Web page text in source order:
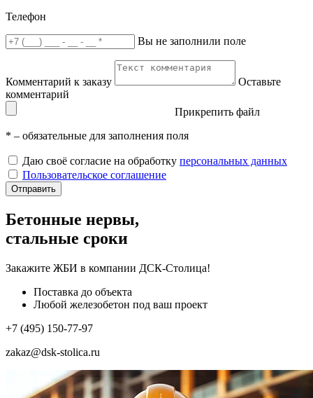
Телефон
Вы не заполнили поле
Комментарий к заказу
Оставьте
комментарий
Прикрепить файл
* – обязательные для заполнения поля
Даю своё согласие на обработку персональных данных
Пользовательское соглашение
Отправить
Бетонные нервы,
стальные сроки
Закажите ЖБИ в компании ДСК-Столица!
Поставка до объекта
Любой железобетон под ваш проект
+7 (495) 150-77-97
zakaz@dsk-stolica.ru